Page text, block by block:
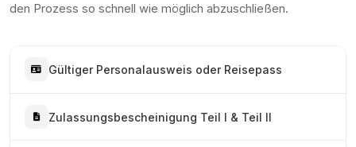
den Prozess so schnell wie möglich abzuschließen.
Gültiger Personalausweis oder Reisepass
Zulassungsbescheinigung Teil I & Teil II